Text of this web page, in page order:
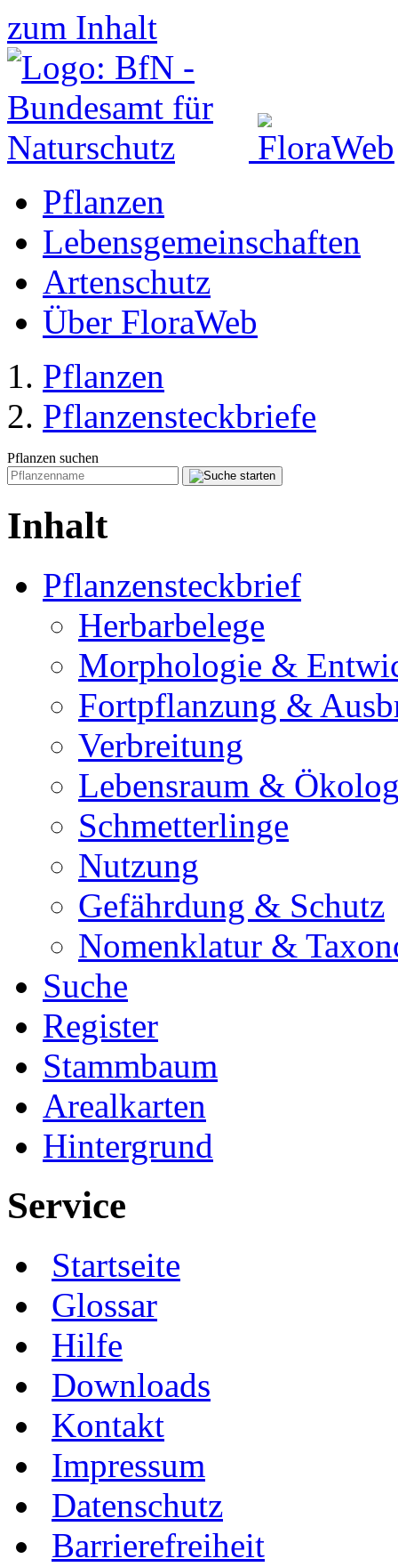
zum Inhalt
Pflanzen
Lebensgemeinschaften
Artenschutz
Über FloraWeb
Pflanzen
Pflanzensteckbriefe
Pflanzen suchen
Inhalt
Pflanzensteckbrief
Herbarbelege
Morphologie &
Fortpflanzung &
Verbreitung
Lebensraum &
Schmetterlinge
Nutzung
Gefährdung & Schutz
Nomenklatur &
Suche
Register
Stammbaum
Arealkarten
Hintergrund
Service
Startseite
Glossar
Hilfe
Downloads
Kontakt
Impressum
Datenschutz
Barrierefreiheit